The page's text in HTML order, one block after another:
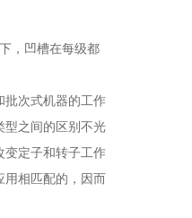
，凹槽在每级都
批次式机器的工作
型之间的区别不光
变定子和转子工作
相匹配的，因而